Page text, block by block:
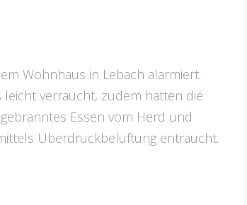
Wohnhaus in Lebach alarmiert.
leicht verraucht, zudem hatten die
Essen vom Herd und
Überdruckbelüftung entraucht.